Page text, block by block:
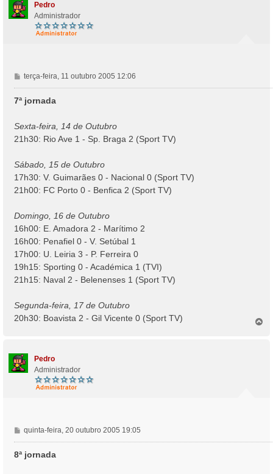
Pedro
Administrador
M
e
n
g
e
terça-feira, 11 outubro 2005 12:06
7ª jornada
Sexta-feira, 14 de Outubro
21h30: Rio Ave 1 - Sp. Braga 2 (Sport TV)
Sábado, 15 de Outubro
17h30: V. Guimarães 0 - Nacional 0 (Sport TV)
21h00: FC Porto 0 - Benfica 2 (Sport TV)
Domingo, 16 de Outubro
16h00: E. Amadora 2 - Marítimo 2
16h00: Penafiel 0 - V. Setúbal 1
17h00: U. Leiria 3 - P. Ferreira 0
19h15: Sporting 0 - Académica 1 (TVI)
21h15: Naval 2 - Belenenses 1 (Sport TV)
Segunda-feira, 17 de Outubro
20h30: Boavista 2 - Gil Vicente 0 (Sport TV)
Pedro
Administrador
M
e
n
s
quinta-feira, 20 outubro 2005 19:05
8ª jornada